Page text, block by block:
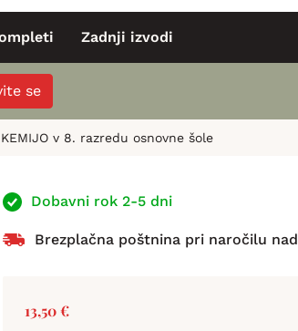
Zadnji izvodi
se
v 8. razredu osnovne šole
Dobavni rok 2-5 dni
Brezplačna poštnina pri naročilu nad
13,50€